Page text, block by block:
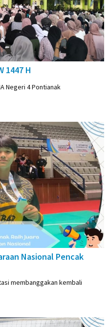
1447 H
Negeri 4 Pontianak
Nasional Pencak
membanggakan kembali